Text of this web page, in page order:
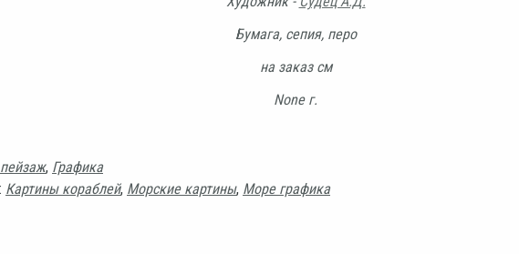
Бумага, сепия, перо
на заказ см
None г.
, Графика
Картины кораблей, Морские картины, Море графика